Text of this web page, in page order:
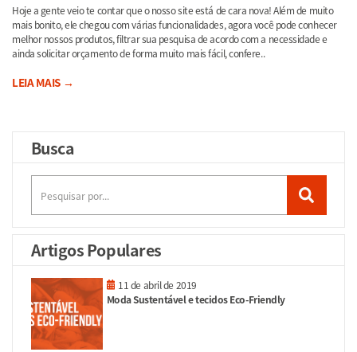
Hoje a gente veio te contar que o nosso site está de cara nova! Além de muito
mais bonito, ele chegou com várias funcionalidades, agora você pode conhecer
melhor nossos produtos, filtrar sua pesquisa de acordo com a necessidade e
ainda solicitar orçamento de forma muito mais fácil, confere..
LEIA MAIS →
Busca
Artigos Populares
11 de abril de 2019
Moda Sustentável e tecidos Eco-Friendly